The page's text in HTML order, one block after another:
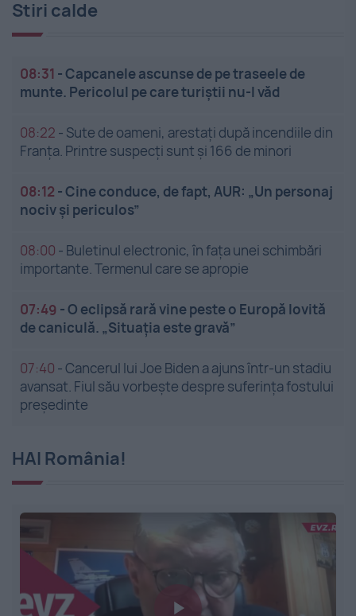
Stiri calde
08:31 -Capcanele ascunse de pe traseele de
munte. Pericolul pe care turiștii nu-l văd
08:22 - Sute de oameni, arestați după incendiile din
Franța. Printre suspecți sunt și 166 de minori
08:12 -Cine conduce, de fapt, AUR: „Un personaj
nociv și periculos”
08:00 - Buletinul electronic, în fața unei schimbări
importante. Termenul care se apropie
07:49 -O eclipsă rară vine peste o Europă lovită
de caniculă. „Situația este gravă”
07:40 -Cancerul lui Joe Biden a ajuns într-un stadiu
avansat. Fiul său vorbește despre suferința fostului
președinte
HAI România!